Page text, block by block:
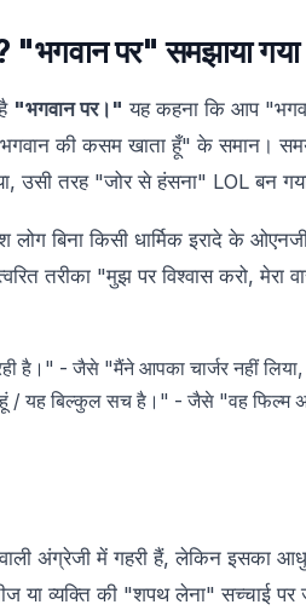
पर" समझाया गया
"भगवान पर।" यह कहना कि आप
की कसम खाता हूँ" के समान।
उसी तरह "जोर से हंसना" LOL बन
लोग बिना किसी धार्मिक इरादे के
तरीका "मुझ पर विश्वास करो,
है।" - जैसे "मैंने आपका चार्जर नहीं
/ यह बिल्कुल सच है।" - जैसे "वह फिल्म
अंग्रेजी में गहरी हैं, लेकिन इसका
या व्यक्ति की "शपथ लेना" सच्चाई पर